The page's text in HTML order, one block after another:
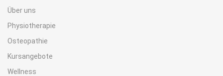
Über uns
Physiotherapie
Osteopathie
Kursangebote
Wellness